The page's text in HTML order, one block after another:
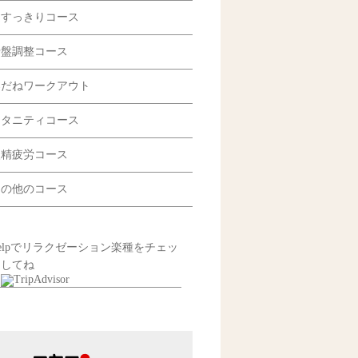
っきりコース
調整コース
ねワークアウト
ニティコース
疲労コース
他のコース
でリラクゼーション楽種をチェッ
てね